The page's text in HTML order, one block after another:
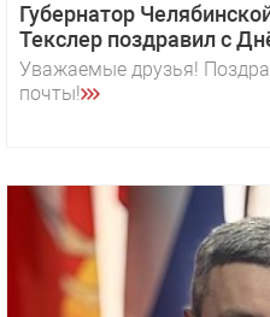
Губернатор
Текслер поздравил с
Уважаемые друзья!
почты!